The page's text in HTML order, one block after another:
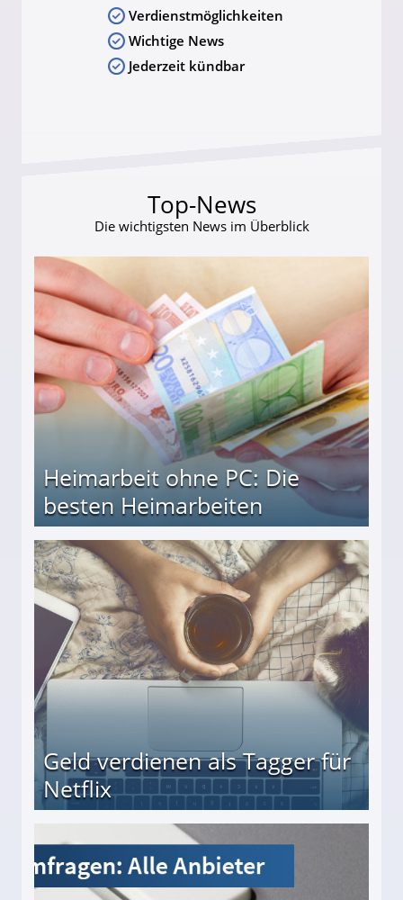
Verdienstmöglichkeiten
Wichtige News
Jederzeit kündbar
Top-News
Die wichtigsten News im Überblick
Heimarbeit ohne PC: Die
besten Heimarbeiten
Geld verdienen als Tagger für
Netflix